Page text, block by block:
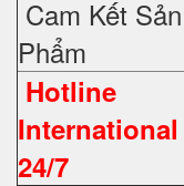
Cam Kết Sản
Phẩm
Hotline
International
24/7